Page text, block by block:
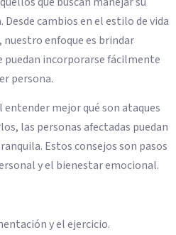
cambios en el estilo de vida
enfoque es brindar
puedan incorporarse fácilmente
persona.
entender mejor qué son ataques
las personas afectadas puedan
Estos consejos son pasos
y el bienestar emocional.
y el ejercicio.